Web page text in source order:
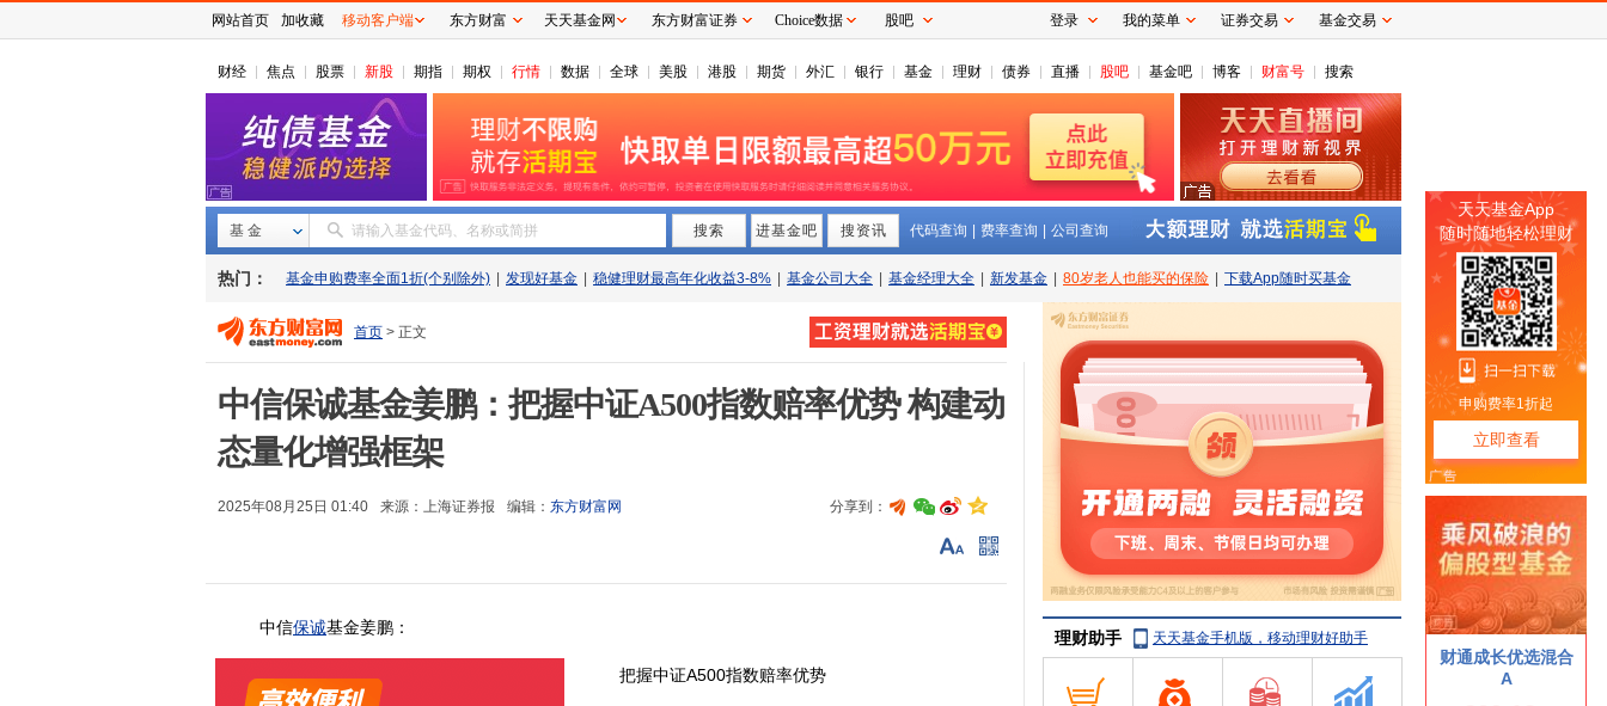
财经 焦点 股票 新股 期指 期权 行情 数据 全球 美股 港股 期货 外汇 银行 基金 理财 债券 直播 股吧 基金吧 博客 财富号 搜索
基 金 请输入基金代码、名称或简拼 搜索 进基金吧 搜资讯 代码查询 费率查询 公司查询
热门： 基金申购费率全面1折(个别除外) 发现好基金 稳健理财最高年化收益3-8% 基金公司大全 基金经理大全 新发基金 80岁老人也能买的保险 下载App随时买基金
首页 > 正文
中信保诚基金姜鹏：把握中证A500指数赔率优势 构建动
态量化增强框架
2025年08月25日 01:40 来源： 上海证券报 编辑： 东方财富网 分享到：
中信保诚基金姜鹏：
把握中证A500指数赔率优势
理财助手 天天基金手机版，移动理财好助手
网站首页 加收藏 移动客户端 东方财富 天天基金网 东方财富证券 Choice数据 股吧 登录 我的菜单 证券交易 基金交易